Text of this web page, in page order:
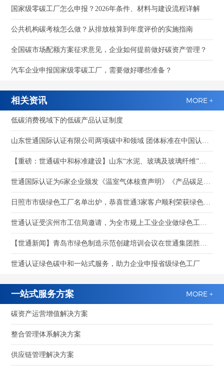
国家级零碳工厂怎么申报？2026年条件、材料与建设流程详解
公共机构碳考核怎么做？从排放核算到年度评价的实施指南
全国碳市场配额方案征求意见，企业如何提前做好碳资产管理？
汽车企业申报国家级零碳工厂，需要做好哪些准备？
相关资讯 MORE +
低碳消费视域下的低碳产品认证制度
世通认证绿色碳中和一站式服务，助力企业申报省级绿色工厂
一站式服务方案 MORE +
碳资产运营增值解决方案
整合管理体系解决方案
供应链管理解决方案